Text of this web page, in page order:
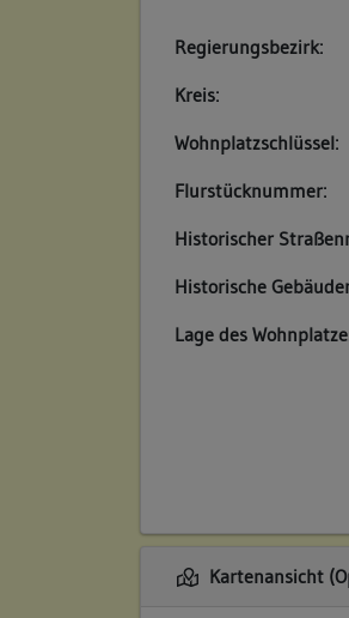
Regierungsbezirk:
Kreis:
Wohnplatzschlüssel:
Flurstücknummer:
Historischer
Historische
Lage des
Kartenansicht